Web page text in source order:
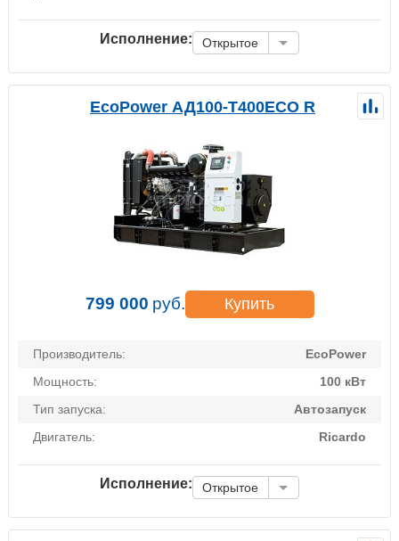
Исполнение: Открытое
EcoPower АД100-T400ECO R
799 000 руб. Купить
Производитель:
EcoPower
Мощность:
100 кВт
Тип запуска:
Автозапуск
Двигатель:
Ricardo
Исполнение: Открытое